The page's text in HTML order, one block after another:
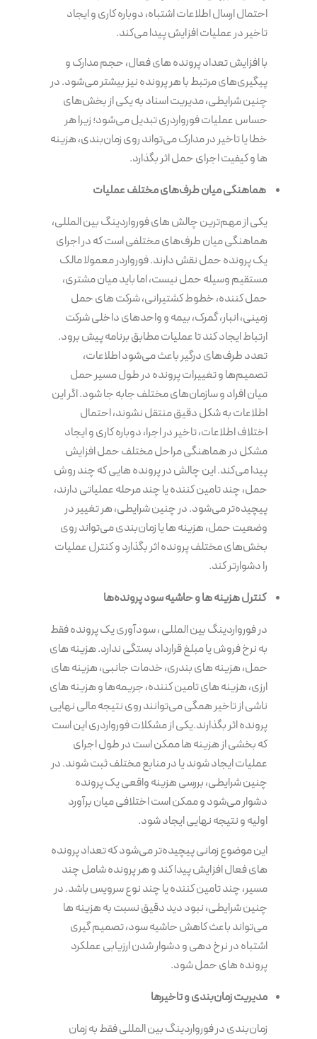
احتمال ارسال اطلاعات اشتباه، دوباره کاری و ایجاد
تاخیر در عملیات افزایش پیدا می‌کند.
با افزایش تعداد پرونده های فعال، حجم مدارک و
پیگیری‌های مرتبط با هر پرونده نیز بیشتر می‌شود. در
چنین شرایطی، مدیریت اسناد به یکی از بخش‌های
حساس عملیات فورواردری تبدیل می‌شود؛ زیرا هر
خطا یا تاخیر در مدارک می‌تواند روی زمان‌بندی، هزینه
ها و کیفیت اجرای حمل اثر بگذارد.
هماهنگی میان طرف‌های مختلف عملیات
یکی از مهم‌ترین چالش های فورواردینگ بین المللی،
هماهنگی میان طرف‌های مختلفی است که در اجرای
یک پرونده حمل نقش دارند. فورواردر معمولا مالک
مستقیم وسیله حمل نیست، اما باید میان مشتری،
حمل کننده، خطوط کشتیرانی، شرکت های حمل
زمینی، انبار، گمرک، بیمه و واحدهای داخلی شرکت
ارتباط ایجاد کند تا عملیات مطابق برنامه پیش برود.
تعدد طرف‌های درگیر باعث می‌شود اطلاعات،
تصمیم‌ها و تغییرات پرونده در طول مسیر حمل
میان افراد و سازمان‌های مختلف جابه جا شود. اگر این
اطلاعات به شکل دقیق منتقل نشوند، احتمال
اختلاف اطلاعات، تاخیر در اجرا، دوباره کاری و ایجاد
مشکل در هماهنگی مراحل مختلف حمل افزایش
پیدا می‌کند. این چالش در پرونده هایی که چند روش
حمل، چند تامین کننده یا چند مرحله عملیاتی دارند،
پیچیده‌تر می‌شود. در چنین شرایطی، هر تغییر در
وضعیت حمل، هزینه ها یا زمان‌بندی می‌تواند روی
بخش‌های مختلف پرونده اثر بگذارد و کنترل عملیات
را دشوارتر کند.
کنترل هزینه ها و حاشیه سود پرونده‌ها
در فورواردینگ بین المللی ، سودآوری یک پرونده فقط
به نرخ فروش یا مبلغ قرارداد بستگی ندارد. هزینه های
حمل، هزینه های بندری، خدمات جانبی، هزینه های
ارزی، هزینه های تامین کننده، جریمه‌ها و هزینه های
ناشی از تاخیر همگی می‌توانند روی نتیجه مالی نهایی
پرونده اثر بگذارند.یکی از مشکلات فورواردری این است
که بخشی از هزینه ها ممکن است در طول اجرای
عملیات ایجاد شوند یا در منابع مختلف ثبت شوند. در
چنین شرایطی، بررسی هزینه واقعی یک پرونده
دشوار می‌شود و ممکن است اختلافی میان برآورد
اولیه و نتیجه نهایی ایجاد شود.
این موضوع زمانی پیچیده‌تر می‌شود که تعداد پرونده
های فعال افزایش پیدا کند و هر پرونده شامل چند
مسیر، چند تامین کننده یا چند نوع سرویس باشد. در
چنین شرایطی، نبود دید دقیق نسبت به هزینه ها
می‌تواند باعث کاهش حاشیه سود، تصمیم گیری
اشتباه در نرخ دهی و دشوار شدن ارزیابی عملکرد
پرونده های حمل شود.
مدیریت زمان‌بندی و تاخیرها
زمان‌بندی در فورواردینگ بین المللی فقط به زمان